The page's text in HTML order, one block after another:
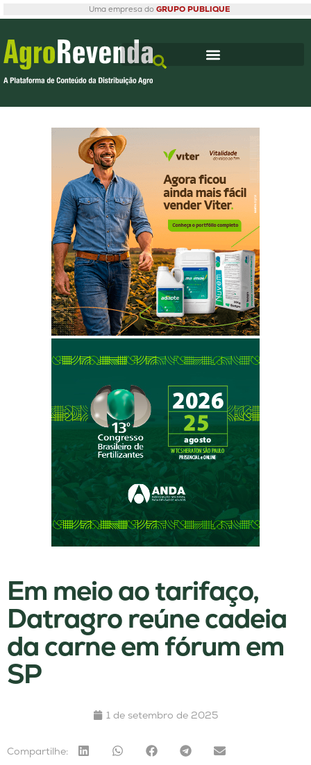
Uma empresa do GRUPO PUBLIQUE
Em meio ao tarifaço,
Datragro reúne cadeia
da carne em fórum em
SP
1 de setembro de 2025
Compartilhe: